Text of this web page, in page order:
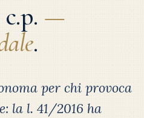
—
.
per chi provoca
la l. 41/2016 ha